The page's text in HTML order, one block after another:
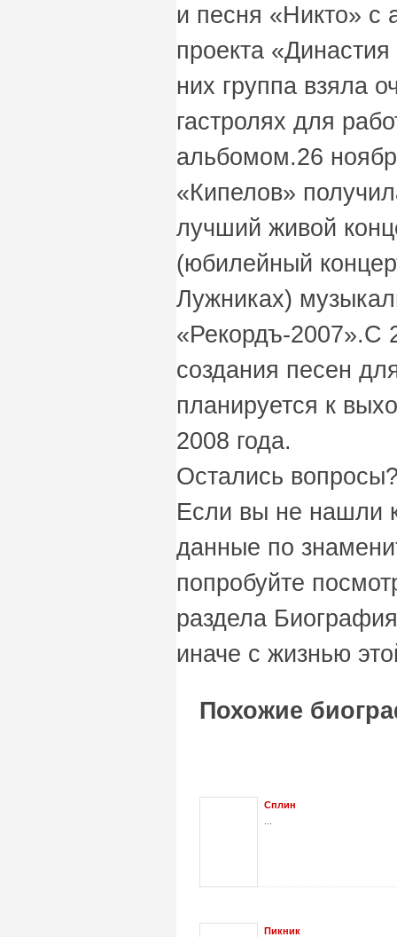
и песня «Никто» с
проекта
них группа взяла
гастролях для
альбомом.26
«Кипелов»
лучший живой
(юбилейный
Лужниках)
«Рекордъ-2007».С
создания песен
планируется к
2008 года.
Остались
Если вы не нашли
данные по
попробуйте
раздела
иначе с жизнью
Похожие
Сплин
Пикник